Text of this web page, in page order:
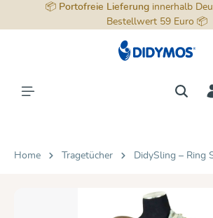
springen
📦 Portofreie Lieferung innerhalb
Bestellwert 59 Euro 📦
Home Tragetücher DidySling – Ring